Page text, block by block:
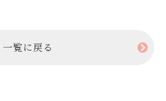
一覧に戻る